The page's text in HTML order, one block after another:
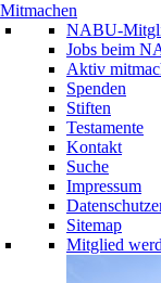
NABU-
Jobs beim
Aktiv
Spenden
Stiften
Testamente
Kontakt
Suche
Impressum
Sitemap
Mitglied